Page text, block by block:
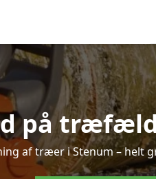
på
af træer i Stenum –